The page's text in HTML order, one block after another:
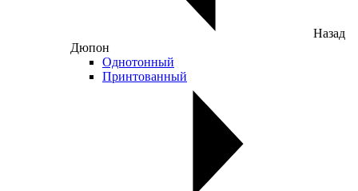
Назад
Дюпон
Однотонный
Принтованный